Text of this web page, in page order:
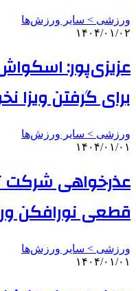
ورزشی > سایر ورزش‌ها
۱۴۰۴/۰۱/۰۲
عزیزی‌پور:
برای گرفتن ویزا
ورزشی > سایر ورزش‌ها
۱۴۰۴/۰۱/۰۱
عذرخواهی شرکت
قطعی نورافکن
ورزشی > سایر ورزش‌ها
۱۴۰۴/۰۱/۰۱